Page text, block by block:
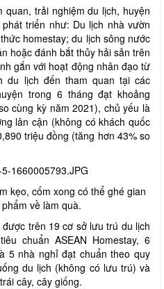
quan, trải nghiệm du lịch, huyện
triển như: Du lịch nhà vườn
homestay; du lịch sông nước
hoặc đánh bắt thủy hải sản trên
gắn với hoạt động nhân đạo từ
du lịch đến tham quan tại các
trong 6 tháng đạt khoảng
cùng kỳ năm 2021), chủ yếu là
lân cận (không có khách quốc
triệu đồng (tăng hơn 43% so
kẹo, cốm xong có thể ghé gian
về làm quà.
trên 19 cơ sở lưu trú du lịch
chuẩn ASEAN Homestay, 6
5 nhà nghỉ đạt chuẩn theo quy
du lịch (không có lưu trú) và
cây, cây giống.